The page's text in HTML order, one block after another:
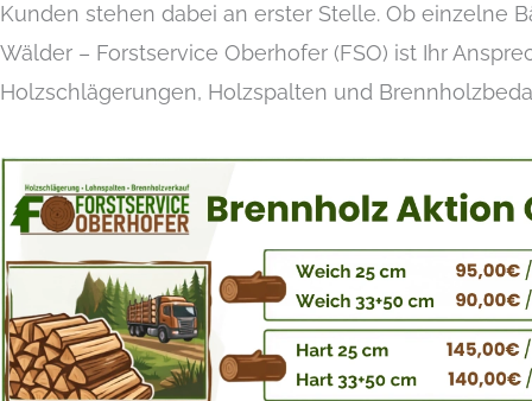
Kunden stehen dabei an erster Stelle. Ob einzelne
Wälder – Forstservice Oberhofer (FSO) ist Ihr
Holzschlägerungen, Holzspalten und